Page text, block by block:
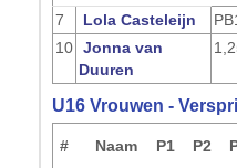
7
Lola Casteleijn PB
10 Jonna van
Duuren
U16 Vrouwen -
# Naam P1 P2